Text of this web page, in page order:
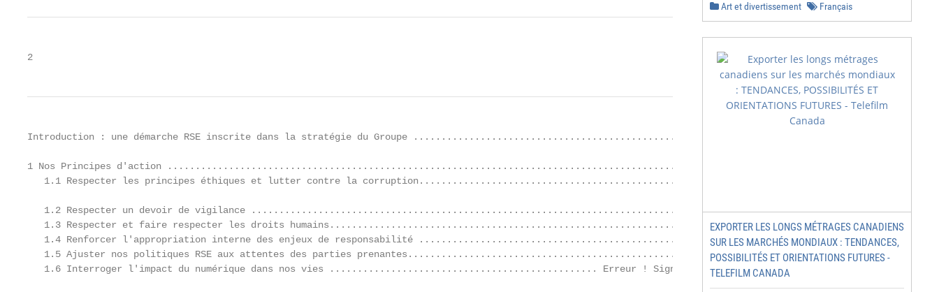
2
Introduction : une démarche RSE inscrite dans la stratégie du Groupe .......................................................... 5
1 Nos Principes d'action ....................................................................................................................................... 6
   1.1 Respecter les principes éthiques et lutter contre la corruption.............................................................. 6
   1.2 Respecter un devoir de vigilance .............................................................................................................. 7
   1.3 Respecter et faire respecter les droits humains....................................................................................... 7
   1.4 Renforcer l'appropriation interne des enjeux de responsabilité ............................................................. 9
   1.5 Ajuster nos politiques RSE aux attentes des parties prenantes........................................................... 11
   1.6 Interroger l'impact du numérique dans nos vies ................................................ Erreur ! Signet non défini.
Art et divertissement Français
EXPORTER LES LONGS MÉTRAGES CANADIENS
SUR LES MARCHÉS MONDIAUX : TENDANCES,
POSSIBILITÉS ET ORIENTATIONS FUTURES -
TELEFILM CANADA